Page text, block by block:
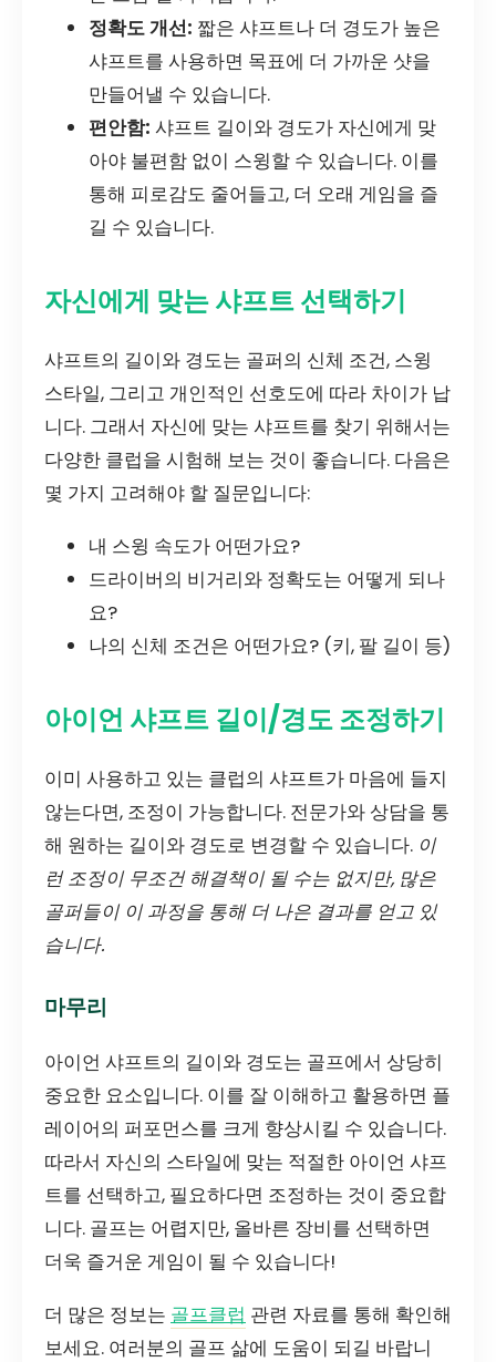
정확도 개선: 짧은 샤프트나 더 경도가 높은
샤프트를 사용하면 목표에 더 가까운 샷을
만들어낼 수 있습니다.
편안함: 샤프트 길이와 경도가 자신에게 맞
아야 불편함 없이 스윙할 수 있습니다. 이를
통해 피로감도 줄어들고, 더 오래 게임을 즐
길 수 있습니다.
자신에게 맞는 샤프트 선택하기
샤프트의 길이와 경도는 골퍼의 신체 조건, 스윙
스타일, 그리고 개인적인 선호도에 따라 차이가 납
니다. 그래서 자신에 맞는 샤프트를 찾기 위해서는
다양한 클럽을 시험해 보는 것이 좋습니다. 다음은
몇 가지 고려해야 할 질문입니다:
내 스윙 속도가 어떤가요?
드라이버의 비거리와 정확도는 어떻게 되나
요?
나의 신체 조건은 어떤가요? (키, 팔 길이 등)
아이언 샤프트 길이/경도 조정하기
이미 사용하고 있는 클럽의 샤프트가 마음에 들지
않는다면, 조정이 가능합니다. 전문가와 상담을 통
해 원하는 길이와 경도로 변경할 수 있습니다. 이
런 조정이 무조건 해결책이 될 수는 없지만, 많은
골퍼들이 이 과정을 통해 더 나은 결과를 얻고 있
습니다.
마무리
아이언 샤프트의 길이와 경도는 골프에서 상당히
중요한 요소입니다. 이를 잘 이해하고 활용하면 플
레이어의 퍼포먼스를 크게 향상시킬 수 있습니다.
따라서 자신의 스타일에 맞는 적절한 아이언 샤프
트를 선택하고, 필요하다면 조정하는 것이 중요합
니다. 골프는 어렵지만, 올바른 장비를 선택하면
더욱 즐거운 게임이 될 수 있습니다!
더 많은 정보는 골프클럽 관련 자료를 통해 확인해
보세요. 여러분의 골프 삶에 도움이 되길 바랍니